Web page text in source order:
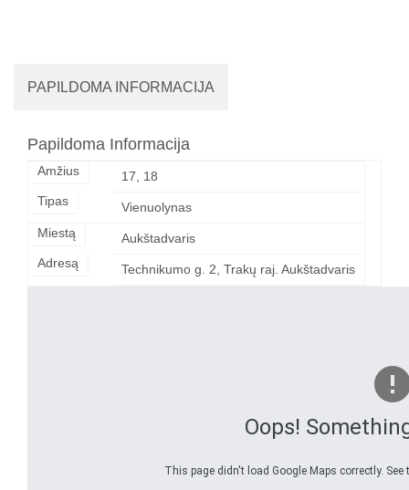
PAPILDOMA INFORMACIJA
Papildoma Informacija
Amžius
17, 18
Tipas
Vienuolynas
Miestą
Aukštadvaris
Adresą
Technikumo g. 2, Trakų raj. Aukštadvaris
Oops!
This page didn't load Google Maps correctly.